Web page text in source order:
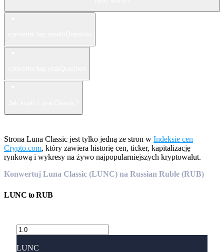
Strona Luna Classic jest tylko jedną ze stron w Indeksie cen
Crypto.com, który zawiera historię cen, ticker, kapitalizację
rynkową i wykresy na żywo najpopularniejszych kryptowalut.
Konwertuj Luna Classic (LUNC) na Russian Ruble (RUB)
LUNC toRUB
LUNC